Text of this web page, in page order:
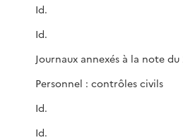
Id.
Id.
Journaux annexés à la note du
Personnel : contrôles civils
Id.
Id.